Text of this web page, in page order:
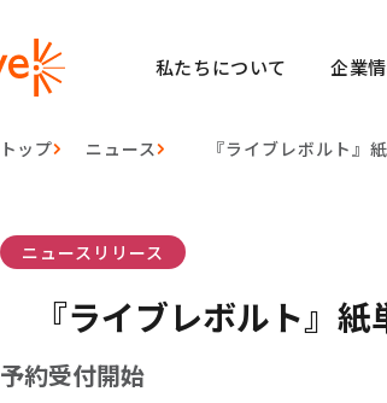
私たちについて 企業
トップ ニュース 『ライブレボルト』
ニュースリリース
『ライブレボルト』紙
予約受付開始